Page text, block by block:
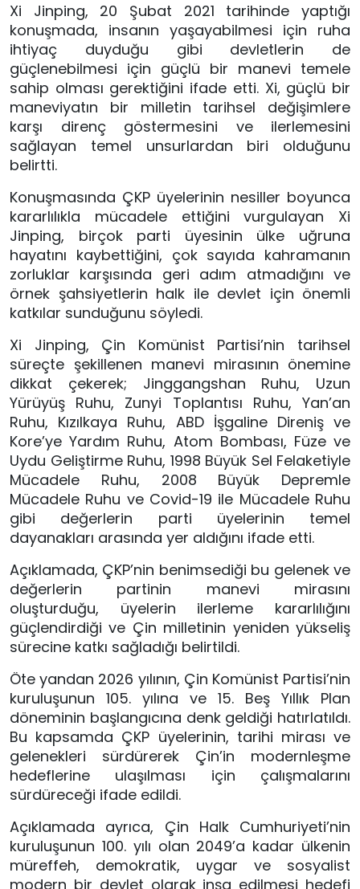
Xi Jinping, 20 Şubat 2021 tarihinde yaptığı
konuşmada, insanın yaşayabilmesi için ruha
ihtiyaç duyduğu gibi devletlerin de
güçlenebilmesi için güçlü bir manevi temele
sahip olması gerektiğini ifade etti. Xi, güçlü bir
maneviyatın bir milletin tarihsel değişimlere
karşı direnç göstermesini ve ilerlemesini
sağlayan temel unsurlardan biri olduğunu
belirtti.
Konuşmasında ÇKP üyelerinin nesiller boyunca
kararlılıkla mücadele ettiğini vurgulayan Xi
Jinping, birçok parti üyesinin ülke uğruna
hayatını kaybettiğini, çok sayıda kahramanın
zorluklar karşısında geri adım atmadığını ve
örnek şahsiyetlerin halk ile devlet için önemli
katkılar sunduğunu söyledi.
Xi Jinping, Çin Komünist Partisi’nin tarihsel
süreçte şekillenen manevi mirasının önemine
dikkat çekerek; Jinggangshan Ruhu, Uzun
Yürüyüş Ruhu, Zunyi Toplantısı Ruhu, Yan’an
Ruhu, Kızılkaya Ruhu, ABD İşgaline Direniş ve
Kore’ye Yardım Ruhu, Atom Bombası, Füze ve
Uydu Geliştirme Ruhu, 1998 Büyük Sel Felaketiyle
Mücadele Ruhu, 2008 Büyük Depremle
Mücadele Ruhu ve Covid-19 ile Mücadele Ruhu
gibi değerlerin parti üyelerinin temel
dayanakları arasında yer aldığını ifade etti.
Açıklamada, ÇKP’nin benimsediği bu gelenek ve
değerlerin partinin manevi mirasını
oluşturduğu, üyelerin ilerleme kararlılığını
güçlendirdiği ve Çin milletinin yeniden yükseliş
sürecine katkı sağladığı belirtildi.
Öte yandan 2026 yılının, Çin Komünist Partisi’nin
kuruluşunun 105. yılına ve 15. Beş Yıllık Plan
döneminin başlangıcına denk geldiği hatırlatıldı.
Bu kapsamda ÇKP üyelerinin, tarihi mirası ve
gelenekleri sürdürerek Çin’in modernleşme
hedeflerine ulaşılması için çalışmalarını
sürdüreceği ifade edildi.
Açıklamada ayrıca, Çin Halk Cumhuriyeti’nin
kuruluşunun 100. yılı olan 2049’a kadar ülkenin
müreffeh, demokratik, uygar ve sosyalist
modern bir devlet olarak inşa edilmesi hedefi